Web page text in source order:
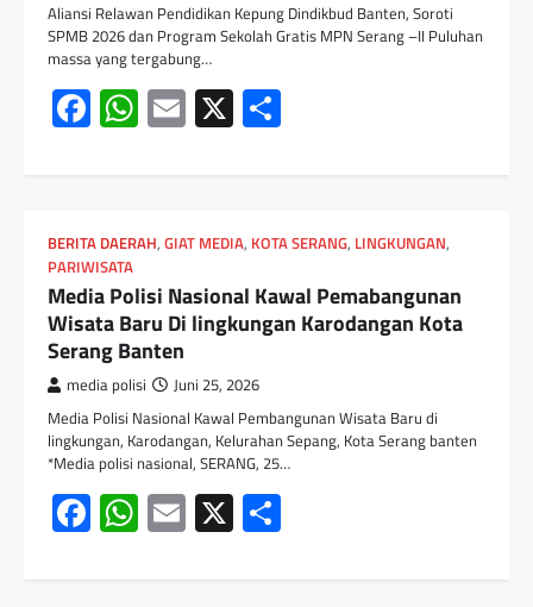
Aliansi Relawan Pendidikan Kepung Dindikbud Banten, Soroti
SPMB 2026 dan Program Sekolah Gratis MPN Serang –II Puluhan
massa yang tergabung…
Facebook
WhatsApp
Email
X
BERITA DAERAH, GIAT MEDIA, KOTA SERANG, LINGKUNGAN,
PARIWISATA
Media Polisi Nasional Kawal Pemabangunan
Wisata Baru Di lingkungan Karodangan Kota
Serang Banten
media polisi Juni 25, 2026
Media Polisi Nasional Kawal Pembangunan Wisata Baru di
lingkungan, Karodangan, Kelurahan Sepang, Kota Serang banten
*Media polisi nasional, SERANG, 25…
Facebook
WhatsApp
Email
X